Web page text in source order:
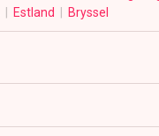
Estland Bryssel